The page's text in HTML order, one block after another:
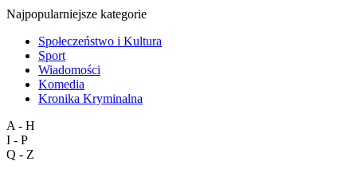
Najpopularniejsze kategorie
Społeczeństwo i Kultura
Sport
Wiadomości
Komedia
Kronika Kryminalna
A - H
I - P
Q - Z